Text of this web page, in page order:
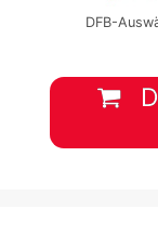
DFB-